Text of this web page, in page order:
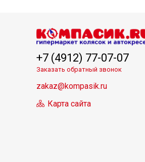
+7 (4912) 77-07-07
Заказать обратный звонок
zakaz@kompasik.ru
Карта сайта